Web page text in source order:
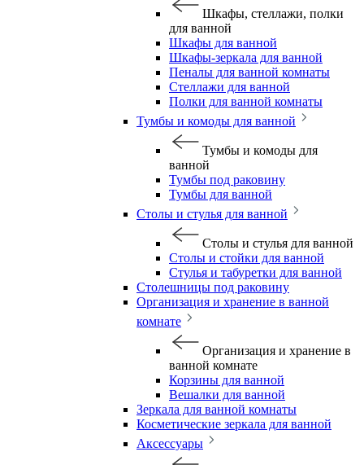
Шкафы, стеллажи, полки
для ванной
Шкафы для ванной
Шкафы-зеркала для ванной
Пеналы для ванной комнаты
Стеллажи для ванной
Полки для ванной комнаты
Тумбы и комоды для ванной
Тумбы и комоды для
ванной
Тумбы под раковину
Тумбы для ванной
Столы и стулья для ванной
Столы и стулья для ванной
Столы и стойки для ванной
Стулья и табуретки для ванной
Столешницы под раковину
Организация и хранение в ванной
комнате
Организация и хранение в
ванной комнате
Корзины для ванной
Вешалки для ванной
Зеркала для ванной комнаты
Косметические зеркала для ванной
Аксессуары